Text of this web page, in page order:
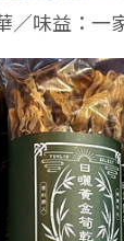
／味益：一